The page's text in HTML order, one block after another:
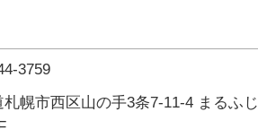
3759
札幌市西区山の手3条7-11-4 まるふじ